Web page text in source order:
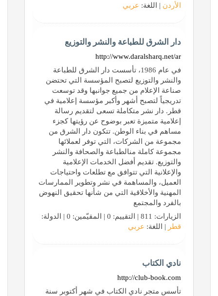
الأردن | اللغة: عربي
دار الشرق للطباعة والنشر والتوزيع
http://www.daralsharq.net/ar
في عام 1986، تأسست دار الشرق للطباعة
والنشر والتوزيع لتصبح المؤسسة التي تحتضن
صناعة الإعلام من جميع جوانبها وقد توسعت
تدريجياً لتصبح أشهر وأكبر مؤسسة إعلامية في
قطر. دار نشر متكاملة تسعى لتقديم رسالة
إعلامية متميزة تعبر بوضوح عن رؤيتها كجزء
مساهم في بناء الوطن. تتكون دار الشرق من
مجموعة من الشركات، التي توفر لعملائها
مجموعة كاملة منالطباعة والصحافة والنشر
والتوزيع. تقديم أفضل الخدمات الإعلامية
والإعلانية التي تتوافق مع تطلعات واحتياجات
العميل، والمساهمة في نشر وتطوير الممارسات
المهنية والأخلاقية التي من شأنها تحقيق النهوض
بالفرد والمجتمع
الزيارات: 811 | التقييم: 0 | المقيّمين: 0 | الدولة:
قطر | اللغة: عربي
نادي الكتاب
http://club-book.com
تأسس متجر نادي الكتاب في شهر أكتوبر سنة